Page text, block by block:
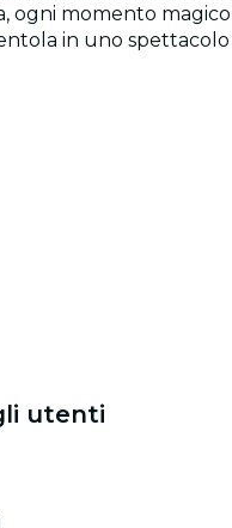
ogni momento
in uno
utenti